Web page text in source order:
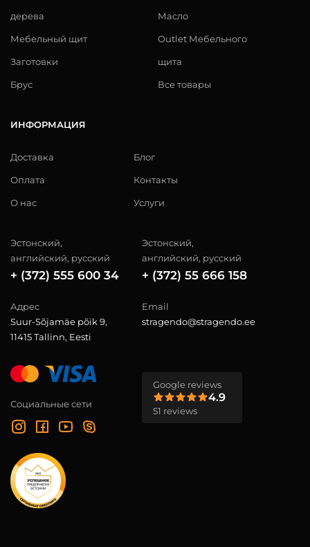
дерева
Мебельный щит
Заготовки
Брус
Масло
Outlet Мебельного
щита
Все товары
ИНФОРМАЦИЯ
Доставка
Оплата
О нас
Блог
Контакты
Услуги
Эстонский,
английский, русский
+ (372) 555 600 34
Эстонский,
английский, русский
+ (372) 55 666 158
Адрес
Suur-Sõjamäe põik 9,
11415 Tallinn, Eesti
Email
stragendo@stragendo.ee
Социальные сети
Google reviews
4.9
51 reviews